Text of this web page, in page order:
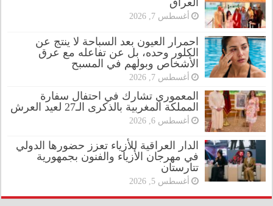
العراق
أغسطس 7, 2026
احمرار العيون بعد السباحة لا ينتج عن
الكلور وحده، بل عن تفاعله مع عرق
الأشخاص وبولهم في المسبح
أغسطس 7, 2026
المعموري تشارك في احتفال سفارة
المملكة المغربية بالذكرى الـ27 لعيد العرش
أغسطس 6, 2026
الدار العراقية للأزياء تعزز حضورها الدولي
في مهرجان الأزياء والفنون بجمهورية
تتارستان
أغسطس 5, 2026